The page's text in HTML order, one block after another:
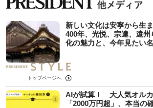
新しい文化は安寧から生
400年、光悦、宗達、遠
化の魅力と、今年見たい
トップページへ
AIが試算！ 大人気オル
「2000万円超」、本当の